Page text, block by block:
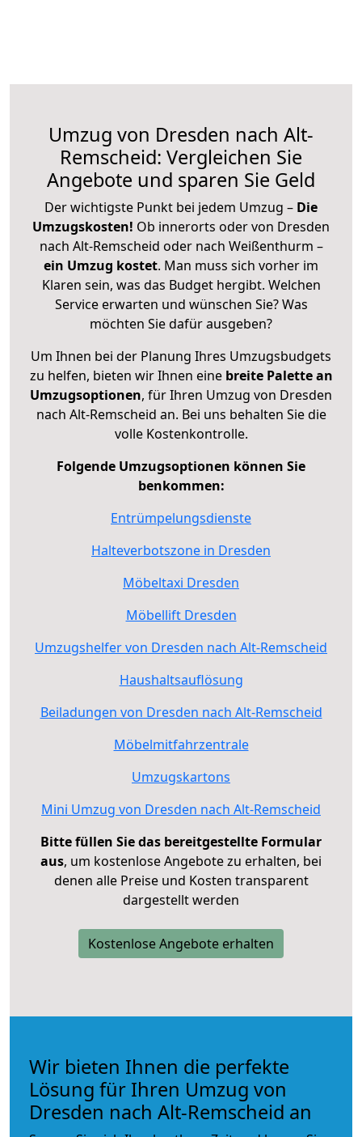
Umzug von Dresden nach Alt-
Remscheid: Vergleichen Sie
Angebote und sparen Sie Geld
Der wichtigste Punkt bei jedem Umzug – Die
Umzugskosten! Ob innerorts oder von Dresden
nach Alt-Remscheid oder nach Weißenthurm –
ein Umzug kostet. Man muss sich vorher im
Klaren sein, was das Budget hergibt. Welchen
Service erwarten und wünschen Sie? Was
möchten Sie dafür ausgeben?
Um Ihnen bei der Planung Ihres Umzugsbudgets
zu helfen, bieten wir Ihnen eine breite Palette an
Umzugsoptionen, für Ihren Umzug von Dresden
nach Alt-Remscheid an. Bei uns behalten Sie die
volle Kostenkontrolle.
Folgende Umzugsoptionen können Sie
benkommen:
Entrümpelungsdienste
Halteverbotszone in Dresden
Möbeltaxi Dresden
Möbellift Dresden
Umzugshelfer von Dresden nach Alt-Remscheid
Haushaltsauflösung
Beiladungen von Dresden nach Alt-Remscheid
Möbelmitfahrzentrale
Umzugskartons
Mini Umzug von Dresden nach Alt-Remscheid
Bitte füllen Sie das bereitgestellte Formular
aus, um kostenlose Angebote zu erhalten, bei
denen alle Preise und Kosten transparent
dargestellt werden
Kostenlose Angebote erhalten
Wir bieten Ihnen die perfekte
Lösung für Ihren Umzug von
Dresden nach Alt-Remscheid an